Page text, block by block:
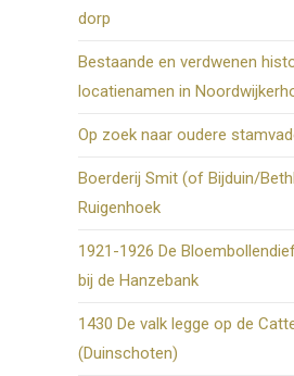
dorp
Bestaande en verdwenen
locatienamen in
Op zoek naar oudere
Boerderij Smit (of Bijduin/
Ruigenhoek
1921-1926 De
bij de Hanzebank
1430 De valk legge op de
(Duinschoten)